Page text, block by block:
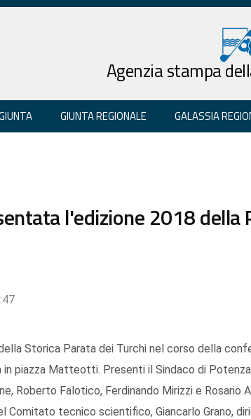
Agenzia stampa
GIUNTA REGIONALE GALASSIA
l'edizione 2018 della
Storica Parata dei Turchi nel corso della
piazza Matteotti. Presenti il Sindaco di Potenza
Roberto Falotico, Ferdinando Mirizzi e Rosario
tecnico scientifico, Giancarlo Grano,